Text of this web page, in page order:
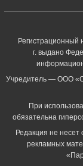
г. выдано
Учредитель — ООО
При
обязательна
Редакция не несет
рекламных